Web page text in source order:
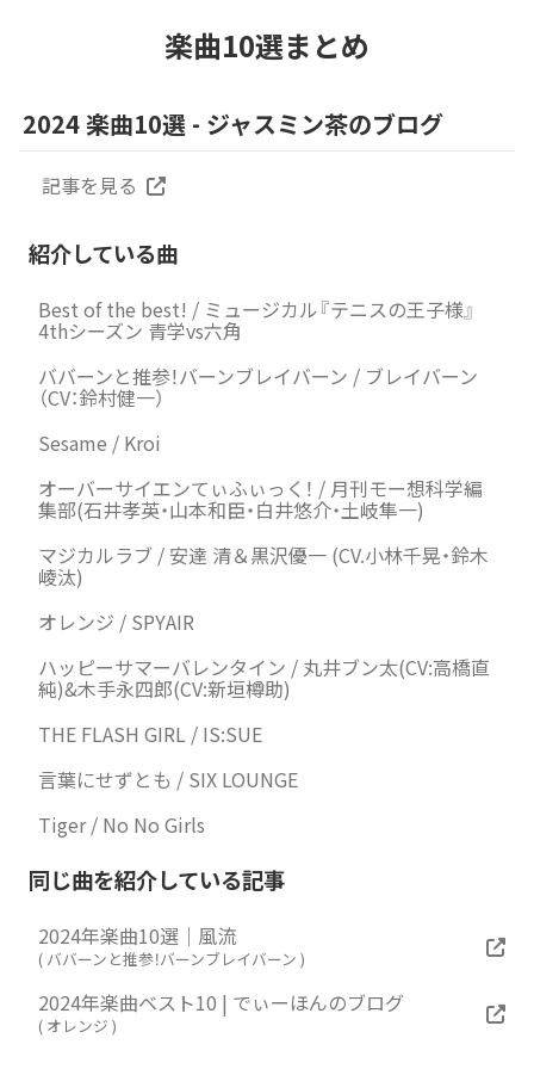
楽曲10選まとめ
2024 楽曲10選 - ジャスミン茶のブログ
記事を見る
紹介している曲
Best of the best! / ミュージカル『テニスの王子様』
4thシーズン 青学vs六角
ババーンと推参！バーンブレイバーン / ブレイバーン
（CV：鈴村健一）
Sesame / Kroi
オーバーサイエンてぃふぃっく！ / 月刊モー想科学編
集部(石井孝英・山本和臣・白井悠介・土岐隼一)
マジカルラブ / 安達 清＆黒沢優一 (CV.小林千晃・鈴木
崚汰)
オレンジ / SPYAIR
ハッピーサマーバレンタイン / 丸井ブン太(CV:高橋直
純)&木手永四郎(CV:新垣樽助)
THE FLASH GIRL / IS:SUE
言葉にせずとも / SIX LOUNGE
Tiger / No No Girls
同じ曲を紹介している記事
2024年楽曲10選｜風流
( ババーンと推参！バーンブレイバーン )
2024年楽曲ベスト10 | でぃーほんのブログ
( オレンジ )